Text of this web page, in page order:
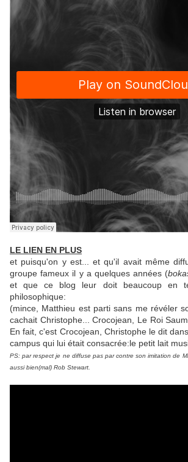
LE LIEN EN PLUS
et puisqu'on y est... et qu'il avait même
groupe fameux il y a quelques années (
et que ce blog leur doit beaucoup en
philosophique:
(mince, Matthieu est parti sans me révéler
cachait Christophe...Crocojean, Le Roi
En fait, c'est Crocojean, Christophe le dit
campus qui lui était consacrée:le petit lait
PS: par respect je ne diffuse pas par contre son imitation de
aussi bien(mal) Rob Stewart.